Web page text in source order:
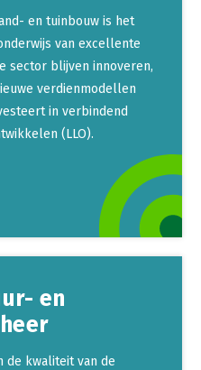
en tuinbouw is het
van excellente
sector blijven innoveren,
verdienmodellen
in verbindend
(LLO).
en
de kwaliteit van de